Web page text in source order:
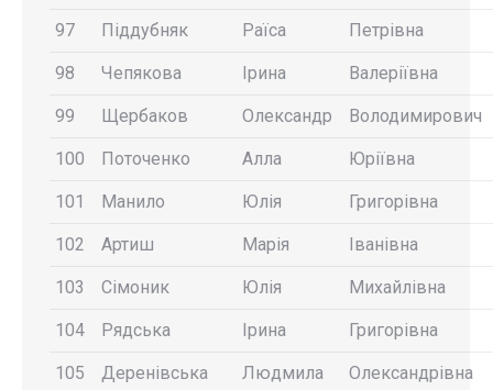
97 Піддубняк Раїса Петрівна
98 Чепякова Ірина Валеріївна
99 Щербаков Олександр Володимирович
100 Поточенко Алла Юріївна
101 Манило Юлія Григорівна
102 Артиш Марія Іванівна
103 Сімоник Юлія Михайлівна
104 Рядська Ірина Григорівна
105 Деренівська Людмила Олександрівна